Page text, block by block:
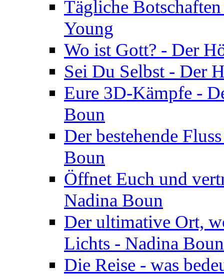
Tägliche
Young
Wo ist Gott? - Der
Sei Du Selbst - Der
Eure 3D-Kämpfe -
Boun
Der bestehende
Boun
Öffnet Euch und
Nadina Boun
Der ultimative Ort,
Lichts - Nadina Boun
Die Reise - was